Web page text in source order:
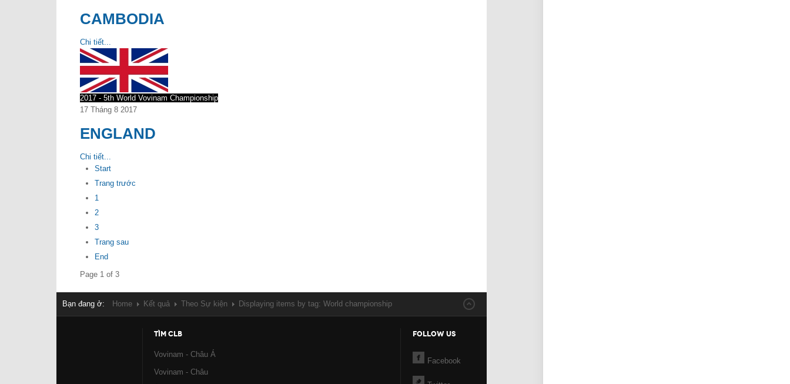
CAMBODIA
Chi tiết...
2017 - 5th World Vovinam Championship
17 Tháng 8 2017
ENGLAND
Chi tiết...
Start
Trang trước
1
2
3
Trang sau
End
Page 1 of 3
Bạn đang ở: Home Kết quả Theo Sự kiện Displaying items by tag: World championship
TÌM CLB
Vovinam - Châu Á
Vovinam - Châu
FOLLOW US
Facebook